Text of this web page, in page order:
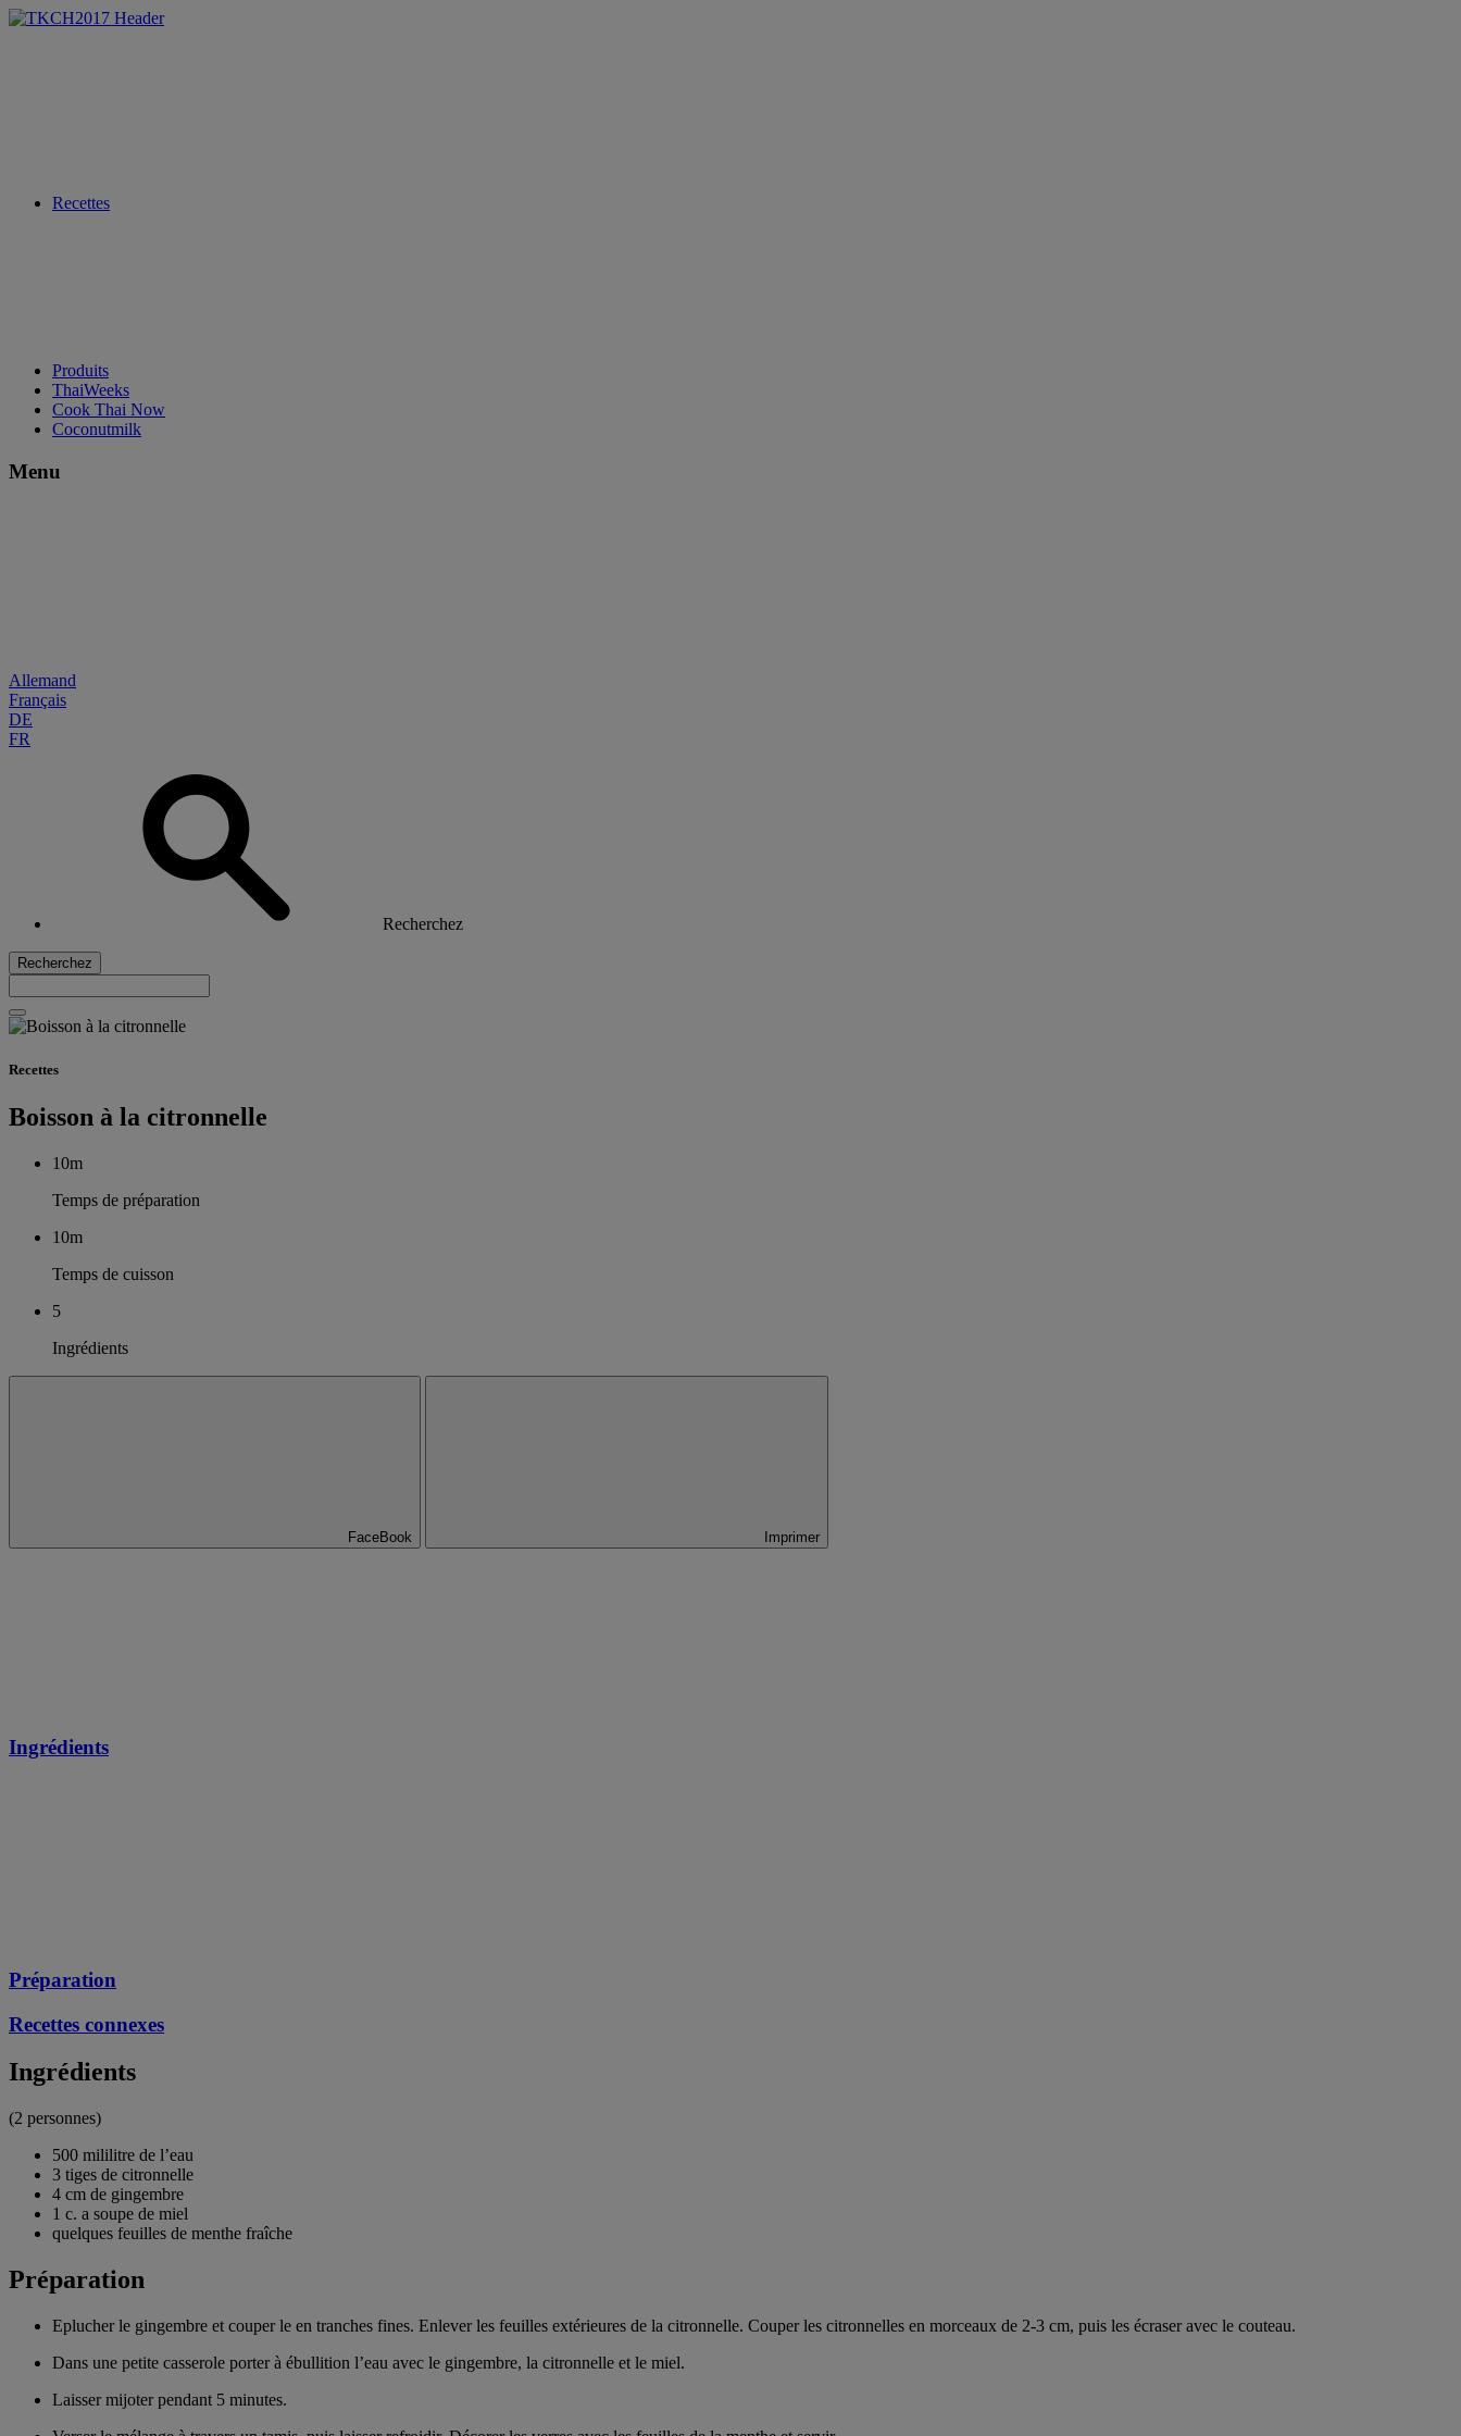
Recettes
Produits
ThaiWeeks
Cook Thai Now
Coconutmilk
Menu
Allemand
Français
DE
FR
Recherchez
Recherchez
Recettes
Boisson à la citronnelle
10m
Temps de préparation
10m
Temps de cuisson
5
Ingrédients
FaceBook Imprimer
Ingrédients
Préparation
Recettes connexes
Ingrédients
(2 personnes)
500 mililitre de l’eau
3 tiges de citronnelle
4 cm de gingembre
1 c. a soupe de miel
quelques feuilles de menthe fraîche
Préparation
Eplucher le gingembre et couper le en tranches fines. Enlever les feuilles extérieures de la citronnelle. Couper les citronnelles en morceaux de 2-3 cm, puis les écraser avec le couteau.
Dans une petite casserole porter à ébullition l’eau avec le gingembre, la citronnelle et le miel.
Laisser mijoter pendant 5 minutes.